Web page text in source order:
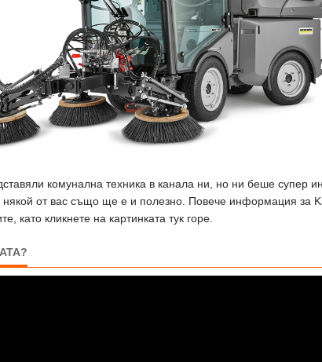
комунална техника в канала ни, но ни беше супер
някой от вас също ще е и полезно. Повече информация за
като кликнете на картинката тук горе.